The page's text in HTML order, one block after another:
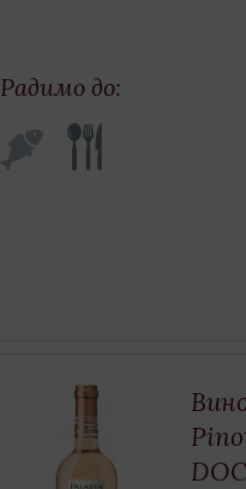
Радимо до: